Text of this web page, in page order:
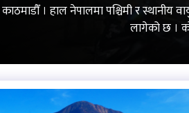
काठमाडौँ । हाल नेपालमा पश्चिमी र
लागेको छ ।